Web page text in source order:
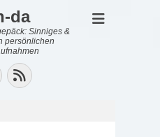
da
Sinniges &
persönlichen
Feed